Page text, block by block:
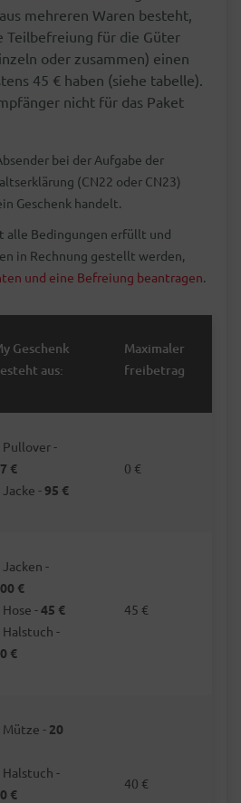
mehreren Waren besteht,
Teilbefreiung für die Güter
oder zusammen) einen
45 € haben (siehe tabelle).
nicht für das Paket
bei der Aufgabe der
(CN22 oder CN23)
Geschenk handelt.
alle Bedingungen erfüllt und
in Rechnung gestellt werden,
und eine Befreiung beantragen.
Geschenk
aus:
Maximaler
freibetrag
Pullover -
€
Jacke -95 €
0 €
Jacken -
€
Hose -45 €
Halstuch -
€
45 €
Mütze - 20
Halstuch -
€
40 €